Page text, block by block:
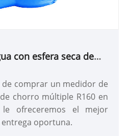
con esfera seca de
comprar un medidor de
chorro múltiple R160 en
ofreceremos el mejor
oportuna.